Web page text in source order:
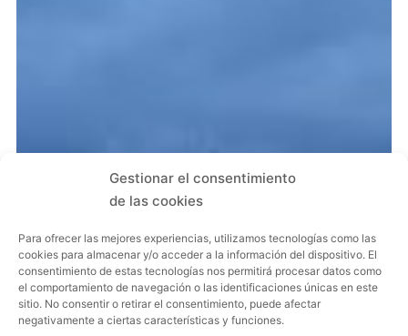
Gestionar el consentimiento
de las cookies
Para ofrecer las mejores experiencias, utilizamos tecnologías como las
cookies para almacenar y/o acceder a la información del dispositivo. El
consentimiento de estas tecnologías nos permitirá procesar datos como
el comportamiento de navegación o las identificaciones únicas en este
sitio. No consentir o retirar el consentimiento, puede afectar
negativamente a ciertas características y funciones.